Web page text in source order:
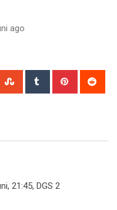
ago
StumbleUpon
Tumblr Pinterest
21:45, DGS 2